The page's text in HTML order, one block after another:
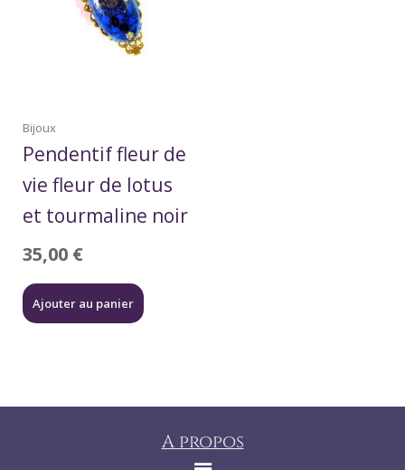
Bijoux
Pendentif fleur de
vie fleur de lotus
et tourmaline noir
35,00 €
Ajouter au panier
A propos